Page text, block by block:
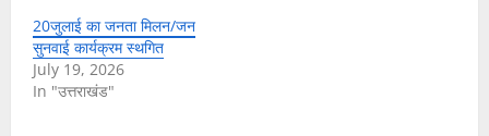
20जुलाई का जनता मिलन/जन
सुनवाई कार्यक्रम स्थगित
July 19, 2026
In "उत्तराखंड"